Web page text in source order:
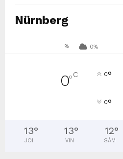
Nürnberg
% 0%
0°C 0°
0°
13°
JOI
13°
VIN
12°
SÂM